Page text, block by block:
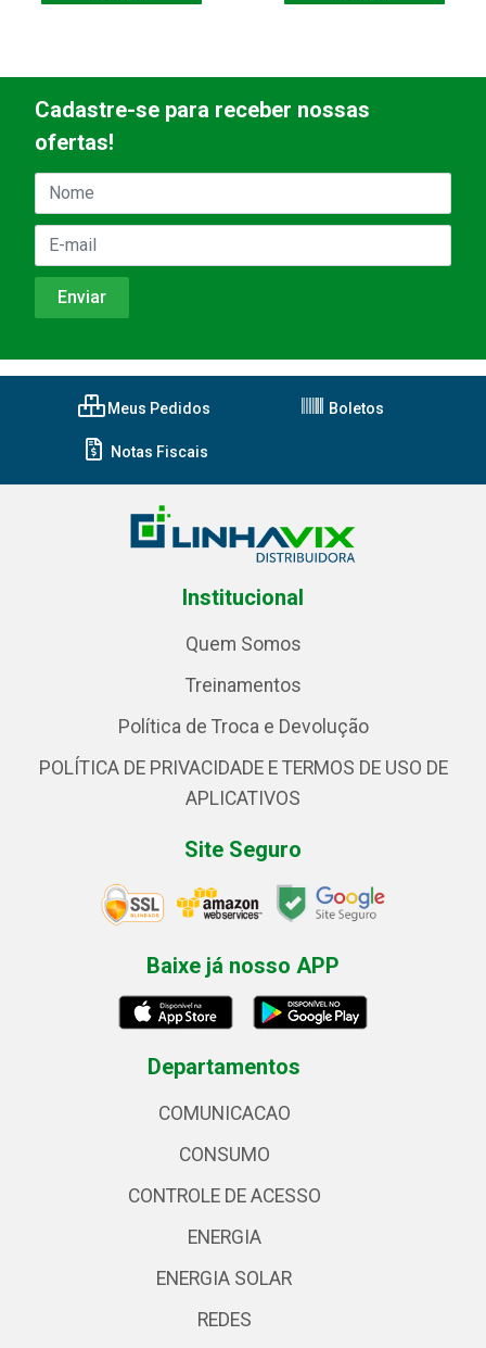
Cadastre-se para receber nossas
ofertas!
Meus Pedidos Boletos
Notas Fiscais
Institucional
Quem Somos
Treinamentos
Política de Troca e Devolução
POLÍTICA DE PRIVACIDADE E TERMOS DE USO DE
APLICATIVOS
Site Seguro
Baixe já nosso APP
Departamentos
COMUNICACAO
CONSUMO
CONTROLE DE ACESSO
ENERGIA
ENERGIA SOLAR
REDES